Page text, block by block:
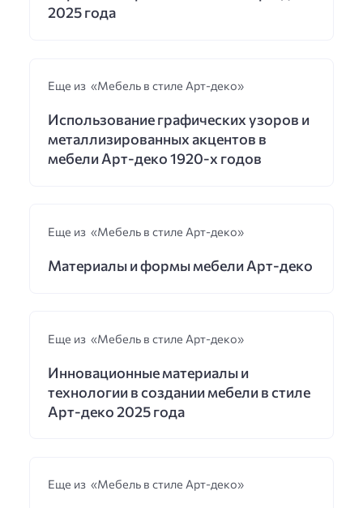
2025 года
Еще из «Мебель в стиле Арт-деко»
Использование графических узоров и
металлизированных акцентов в
мебели Арт-деко 1920-х годов
Еще из «Мебель в стиле Арт-деко»
Материалы и формы мебели Арт-деко
Еще из «Мебель в стиле Арт-деко»
Инновационные материалы и
технологии в создании мебели в стиле
Арт-деко 2025 года
Еще из «Мебель в стиле Арт-деко»